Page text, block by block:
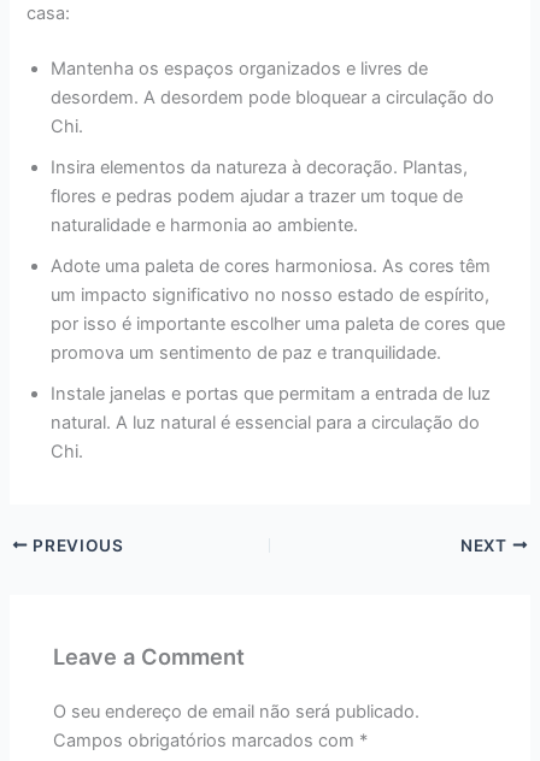
casa:
Mantenha os espaços organizados e livres de
desordem. A desordem pode bloquear a circulação do
Chi.
Insira elementos da natureza à decoração. Plantas,
flores e pedras podem ajudar a trazer um toque de
naturalidade e harmonia ao ambiente.
Adote uma paleta de cores harmoniosa. As cores têm
um impacto significativo no nosso estado de espírito,
por isso é importante escolher uma paleta de cores que
promova um sentimento de paz e tranquilidade.
Instale janelas e portas que permitam a entrada de luz
natural. A luz natural é essencial para a circulação do
Chi.
PREVIOUS NEXT
Leave a Comment
O seu endereço de email não será publicado.
Campos obrigatórios marcados com *